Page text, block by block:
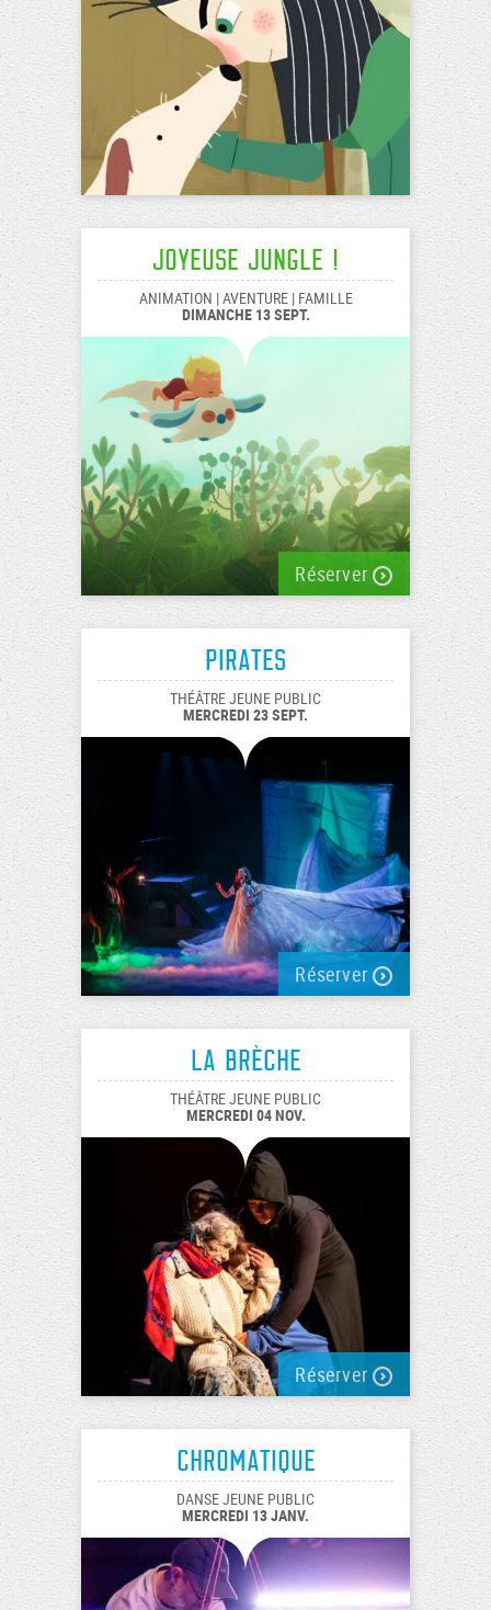
Joyeuse Jungle !
ANIMATION | AVENTURE | FAMILLE
DIMANCHE 13 SEPT.
Réserver
PiratEs
THÉÂTRE JEUNE PUBLIC
MERCREDI 23 SEPT.
Réserver
La Brèche
THÉÂTRE JEUNE PUBLIC
MERCREDI 04 NOV.
Réserver
Chromatique
DANSE JEUNE PUBLIC
MERCREDI 13 JANV.